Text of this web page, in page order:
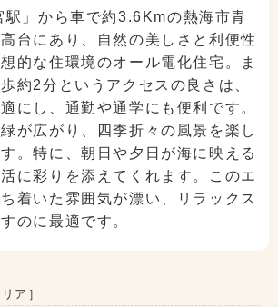
駅」から車で約3.6Kmの熱海市青
台にあり、自然の美しさと利便性
的な住環境のオール電化住宅。ま
約2分というアクセスの良さは、
にし、通勤や通学にも便利です。
が広がり、四季折々の風景を楽し
。特に、朝日や夕日が海に映える
に彩りを添えてくれます。このエ
着いた雰囲気が漂い、リラックス
のに最適です。
ア］